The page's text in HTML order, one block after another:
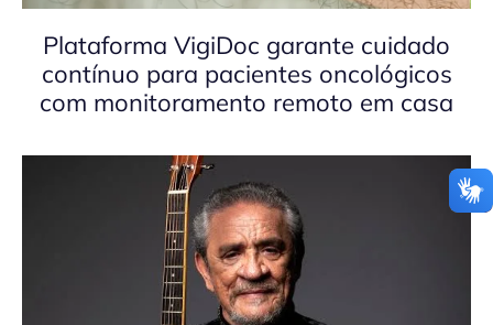
Plataforma VigiDoc garante cuidado
contínuo para pacientes oncológicos
com monitoramento remoto em casa